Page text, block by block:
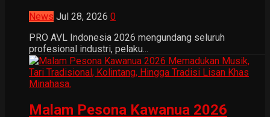
News Jul 28, 2026 0
PRO AVL Indonesia 2026 mengundang seluruh
profesional industri, pelaku...
Malam Pesona Kawanua 2026